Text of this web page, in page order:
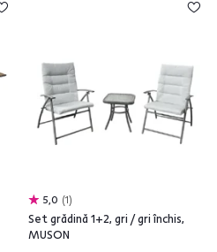
5,0 1
Set grădină 1+2, gri / gri închis,
MUSON